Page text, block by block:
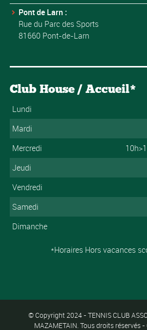
Pont de Larn :
Rue du Parc des Sports
81660 Pont-de-Larn
Club House / Accueil*
Lundi
Mardi
Mercredi
Jeudi
Vendredi
Samedi
Dimanche
*Horaires Hors vacances
© Copyright 2024 - TENNIS CLUB
MAZAMETAIN. Tous droits réservés -